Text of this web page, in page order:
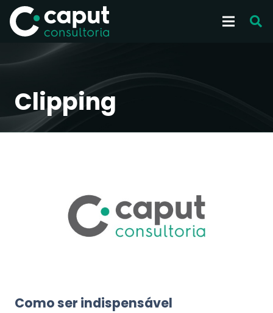
Clipping
Como ser indispensável